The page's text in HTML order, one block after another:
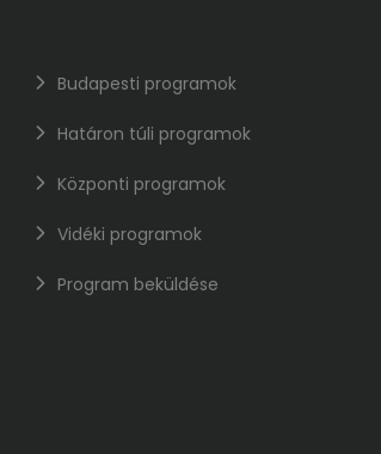
Budapesti programok
Határon túli programok
Központi programok
Vidéki programok
Program beküldése